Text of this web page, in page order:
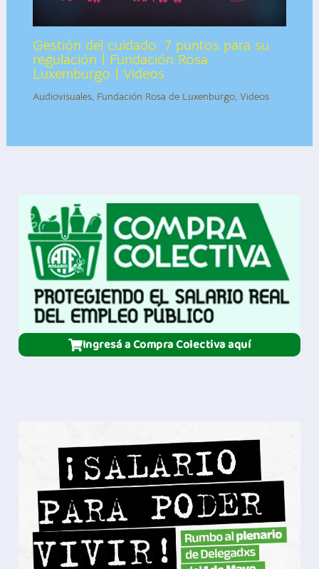
Gestión del cuidado: 7 puntos para su
regulación | Fundación Rosa
Luxemburgo | Videos
Audiovisuales, Fundación Rosa de Luxenburgo, Videos
Ingresá a Compra Colectiva aquí